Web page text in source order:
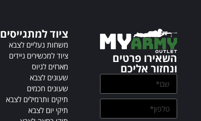
v
e
:
השאירו פרטים
ונחזור אליכם
ציוד למתגייסים
משחות נעליים לצבא
ציוד למכשירים ניידים
מארזים לגיוס
שעונים לצבא
שעונים חכמים
תיקים ותרמילים לצבא
תיקי יום לצבא